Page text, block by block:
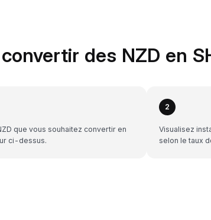
des NZD en
que vous souhaitez convertir en
ci-dessus.
2
Visualisez
selon le taux